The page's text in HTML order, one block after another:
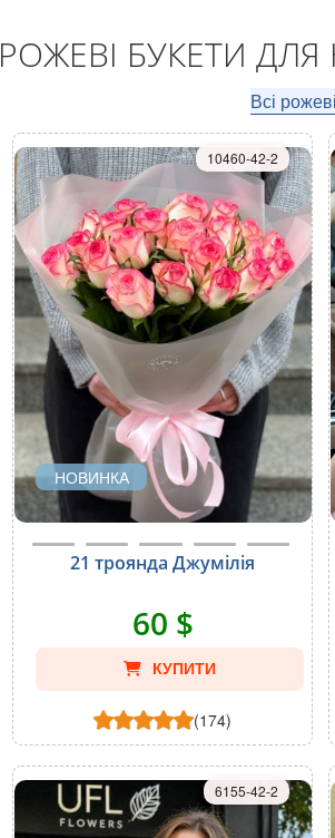
РОЖЕВІ БУКЕТИ
Всі
НОВИНКА
21 троянда Джумілія
10460-42-2
60 $
КУПИТИ
(174)
6155-42-2